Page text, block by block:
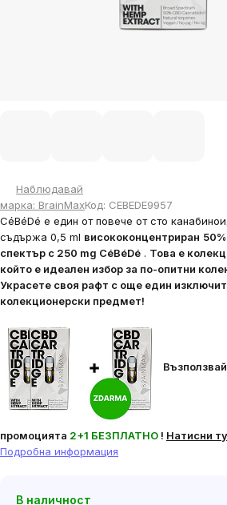
Наблюдавай
марка: BrainMaxКод: CEBEDE9957
CéBéDé е един от повече от сто
съдържа 0,5 ml висококонцентриран
спектър с 250 mg CéBéDé . Това е
който е идеален избор за по-опитни
Украсете своя рафт с още един
колекционерски предмет!
промоцията 2+1 БЕЗПЛАТНО ! Натисни
Подробна информация
В наличност